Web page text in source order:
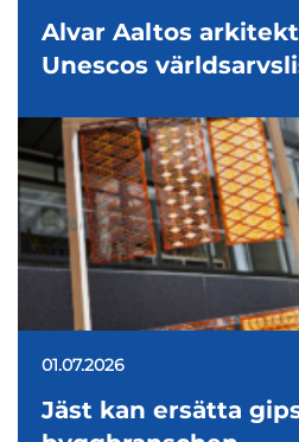
Alvar Aaltos
Unescos
01.07.2026
Jäst kan ersätta